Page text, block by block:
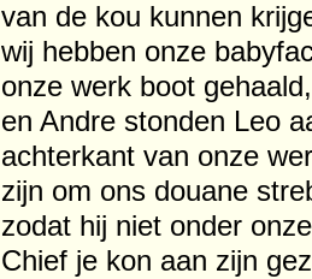
van de kou kunnen
wij hebben onze
onze werk boot
en Andre stonden Leo
achterkant van onze
zijn om ons douane
zodat hij niet onder
Chief je kon aan zijn